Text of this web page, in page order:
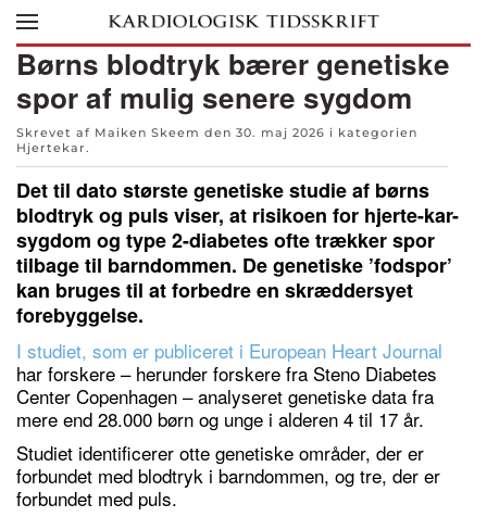
Skip to main content
Børns blodtryk bærer genetiske
spor af mulig senere sygdom
Skrevet af Maiken Skeem den 30. maj 2026 i kategorien
Hjertekar.
Det til dato største genetiske studie af børns
blodtryk og puls viser, at risikoen for hjerte-kar-
sygdom og type 2-diabetes ofte trækker spor
tilbage til barndommen. De genetiske ’fodspor’
kan bruges til at forbedre en skræddersyet
forebyggelse.
I studiet, som er publiceret i European Heart Journal
har forskere – herunder forskere fra Steno Diabetes
Center Copenhagen – analyseret genetiske data fra
mere end 28.000 børn og unge i alderen 4 til 17 år.
Studiet identificerer otte genetiske områder, der er
forbundet med blodtryk i barndommen, og tre, der er
forbundet med puls.